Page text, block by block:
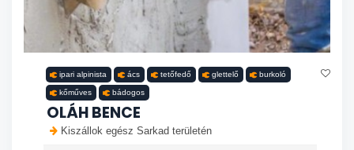
ipari alpinista ács tetőfedő glettelő burkoló
kőműves bádogos
OLÁH BENCE
Kiszállok egész Sarkad területén